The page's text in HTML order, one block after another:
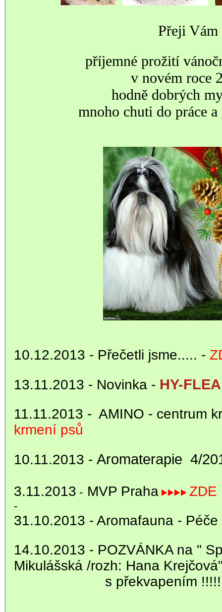
Přeji Vám
příjemné prožití
v novém roce
hodně dobrých
mnoho chuti do práce
10.12.2013 - Přečetli jsme..... -
13.11.2013 - Novinka - HY-FLEA
11.11.2013 - AMINO - centrum
krmení psů
10.11.2013 - Aromaterapie 4/
3.11.2013 - MVP Praha ZDE
-
31.10.2013 - Aromafauna -
14.10.2013 - POZVÁNKA na "
Mikulášská /rozh: Hana
s překvapením